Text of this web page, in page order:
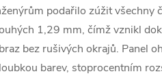
podařilo zúžit všechny
1,29 mm, čímž vznikl
bez rušivých okrajů. Panel
barev, stoprocentním